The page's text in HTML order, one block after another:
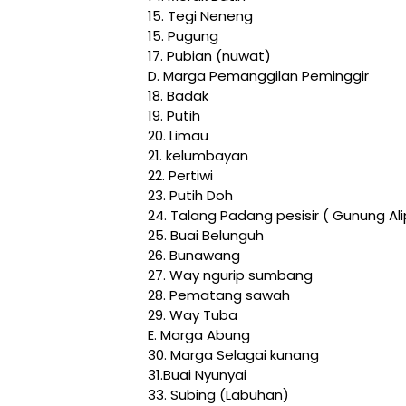
15. Tegi Neneng
15. Pugung
17. Pubian (nuwat)
D. Marga Pemanggilan Peminggir
18. Badak
19. Putih
20. Limau
21. kelumbayan
22. Pertiwi
23. Putih Doh
24. Talang Padang pesisir ( Gunung
25. Buai Belunguh
26. Bunawang
27. Way ngurip sumbang
28. Pematang sawah
29. Way Tuba
E. Marga Abung
30. Marga Selagai kunang
31.Buai Nyunyai
33. Subing (Labuhan)